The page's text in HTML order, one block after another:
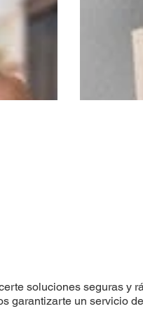
Cerraduras
soluciones seguras y
garantizarte un servicio